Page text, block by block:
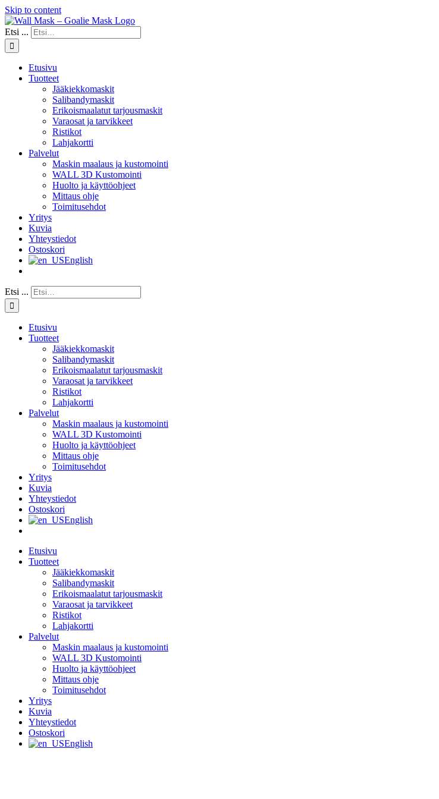
Skip to content
Etsi ...
Etusivu
Tuotteet
Jääkiekkomaskit
Salibandymaskit
Erikoismaalatut tarjousmaskit
Varaosat ja tarvikkeet
Ristikot
Lahjakortti
Palvelut
Maskin maalaus ja kustomointi
WALL 3D Kustomointi
Huolto ja käyttöohjeet
Mittaus ohje
Toimitusehdot
Yritys
Kuvia
Yhteystiedot
Ostoskori
English
Etsi ...
Etusivu
Tuotteet
Jääkiekkomaskit
Salibandymaskit
Erikoismaalatut tarjousmaskit
Varaosat ja tarvikkeet
Ristikot
Lahjakortti
Palvelut
Maskin maalaus ja kustomointi
WALL 3D Kustomointi
Huolto ja käyttöohjeet
Mittaus ohje
Toimitusehdot
Yritys
Kuvia
Yhteystiedot
Ostoskori
English
Etusivu
Tuotteet
Jääkiekkomaskit
Salibandymaskit
Erikoismaalatut tarjousmaskit
Varaosat ja tarvikkeet
Ristikot
Lahjakortti
Palvelut
Maskin maalaus ja kustomointi
WALL 3D Kustomointi
Huolto ja käyttöohjeet
Mittaus ohje
Toimitusehdot
Yritys
Kuvia
Yhteystiedot
Ostoskori
English